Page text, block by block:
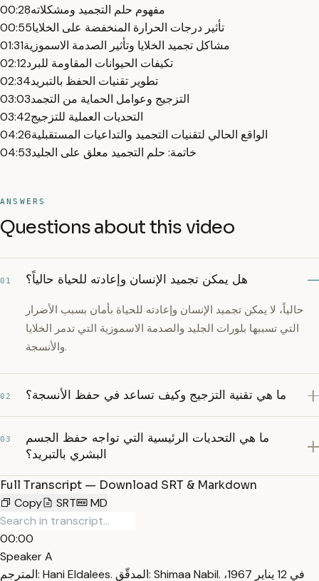
00:28مفهوم حلم التجميد ومشكلاته
00:55تأثير درجات الحرارة المنخفضة على الخلايا
01:31مشاكل تجميد الخلايا وتأثير الصدمة الاسموزية
02:12تكيفات الحيوانات المقاومة للبرد
02:34تطوير تقنيات الحفظ بالتبريد
03:03التزجيج وعوامل الحماية من التجمد
03:42التحديات العملية للتزجيج
04:26الواقع الحالي لتقنيات التجميد والتداعيات المستقبلية
04:53خاتمة: حلم التجميد معلق على الجليد
ANSWERS
Questions about this video
01 هل يمكن تجميد الإنسان وإعادته للحياة حالياً؟
حالياً، لا يمكن تجميد الإنسان وإعادته للحياة بأمان بسبب الأضرار
التي تسببها بلورات الجليد والصدمة الاسموزية التي تدمر الخلايا
والأنسجة.
02 ما هي تقنية التزجيج وكيف تساعد في حفظ الأنسجة؟
03
ما هي التحديات الرئيسية التي تواجه حفظ الجسم
البشري بالتبريد؟
Full Transcript — Download SRT & Markdown
Copy
SRT MD
00:00
Speaker A
المترجم: Hani Eldalees. المدقّق: Shimaa Nabil. في 12 يناير 1967،